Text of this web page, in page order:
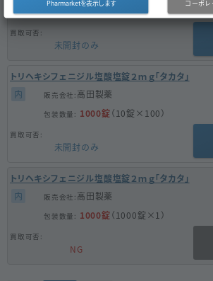
100錠（10錠×10）
未開封のみ
内
トリヘキシフェニジル塩酸塩錠２ｍｇ「タカタ」
1000錠（10錠×100）
高田製薬
未開封のみ
内
トリヘキシフェニジル塩酸塩錠２ｍｇ「タカタ」
1000錠（1000錠×1）
高田製薬
NG